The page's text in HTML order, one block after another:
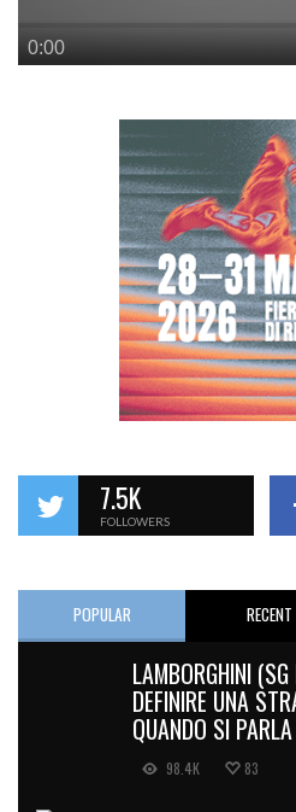
7.5K
FOLLOWERS
POPULAR RECENT
LAMBORGHINI
DEFINIRE UNA
QUANDO SI
98.4K 83